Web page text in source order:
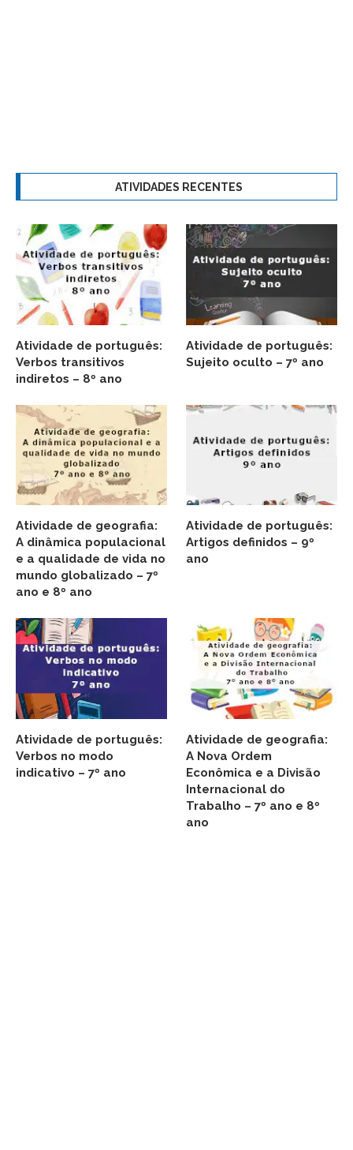
ATIVIDADES RECENTES
Atividade de português:
Verbos transitivos
indiretos – 8º ano
Atividade de português:
Sujeito oculto – 7º ano
Atividade de geografia:
A dinâmica populacional
e a qualidade de vida no
mundo globalizado – 7º
ano e 8º ano
Atividade de português:
Artigos definidos – 9º
ano
Atividade de português:
Verbos no modo
indicativo – 7º ano
Atividade de geografia:
A Nova Ordem
Econômica e a Divisão
Internacional do
Trabalho – 7º ano e 8º
ano